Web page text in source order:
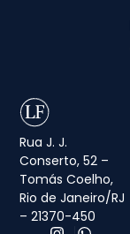
Rua J. J.
Conserto, 52 –
Tomás Coelho,
Rio de Janeiro/RJ
– 21370-450